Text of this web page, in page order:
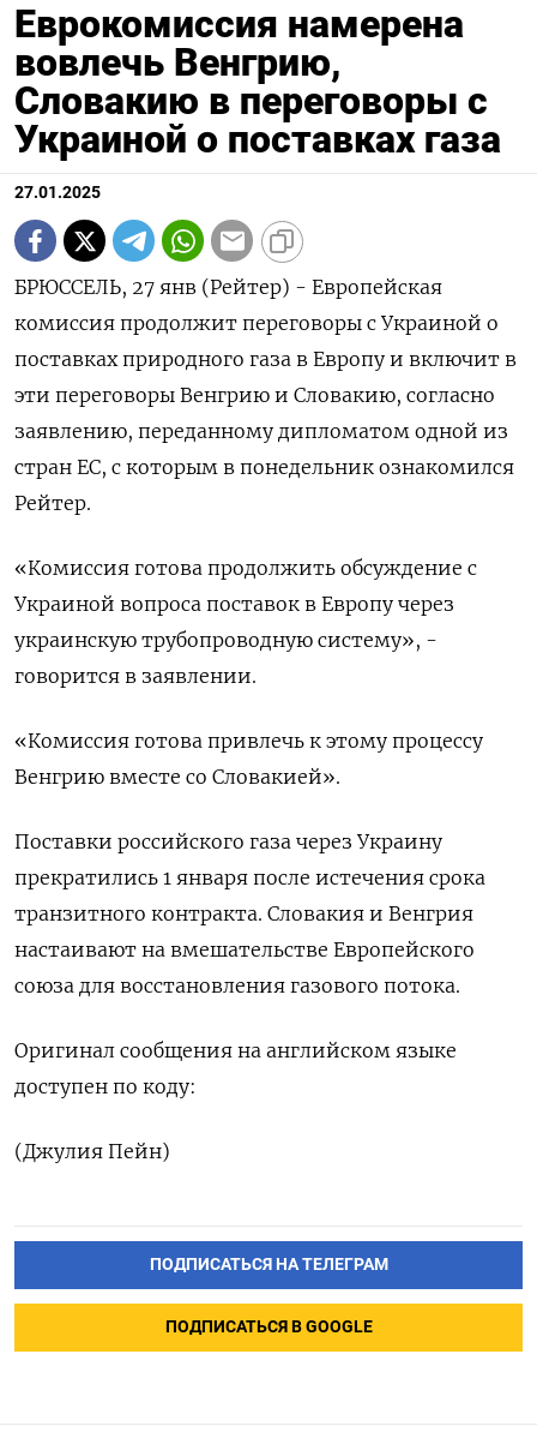
Еврокомиссия намерена
вовлечь Венгрию,
Словакию в переговоры с
Украиной о поставках газа
27.01.2025
БРЮССЕЛЬ, 27 янв (Рейтер) - Европейская
комиссия продолжит переговоры с Украиной о
поставках природного газа в Европу и включит в
эти переговоры Венгрию и Словакию, согласно
заявлению, переданному дипломатом одной из
стран ЕС, с которым в понедельник ознакомился
Рейтер.
«Комиссия готова продолжить обсуждение с
Украиной вопроса поставок в Европу через
украинскую трубопроводную систему», -
говорится в заявлении.
«Комиссия готова привлечь к этому процессу
Венгрию вместе со Словакией».
Поставки российского газа через Украину
прекратились 1 января после истечения срока
транзитного контракта. Словакия и Венгрия
настаивают на вмешательстве Европейского
союза для восстановления газового потока.
Оригинал сообщения на английском языке
доступен по коду:
(Джулия Пейн)
ПОДПИСАТЬСЯ НА ТЕЛЕГРАМ
ПОДПИСАТЬСЯ В GOOGLE